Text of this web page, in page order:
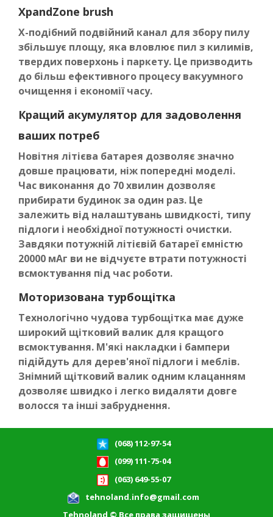
XpandZone brush
Х-подібний подвійний канал для збору пилу
збільшує площу, яка вловлює пил з килимів,
твердих поверхонь і паркету. Це призводить
до більш ефективного процесу вакуумного
очищення і економії часу.
Кращий акумулятор для задоволення
ваших потреб
Новітня літієва батарея дозволяє значно
довше працювати, ніж попередні моделі.
Час виконання до 70 хвилин дозволяє
прибирати будинок за один раз. Це
залежить від налаштувань швидкості, типу
підлоги і необхідної потужності очистки.
Завдяки потужній літієвій батареї ємністю
20000 мАг ви не відчуєте втрати потужності
всмоктування під час роботи.
Моторизована турбощітка
Технологічно чудова турбощітка має дуже
широкий щітковий валик для кращого
всмоктування. М'які накладки і бампери
підійдуть для дерев'яної підлоги і меблів.
Знімний щітковий валик одним клацанням
дозволяє швидко і легко видаляти довге
волосся та інші забруднення.
(068) 112-97-54
(099) 111-75-04
(063) 649-55-07
tehnoland.info@gmail.com
Tehnoland © Все права защищены